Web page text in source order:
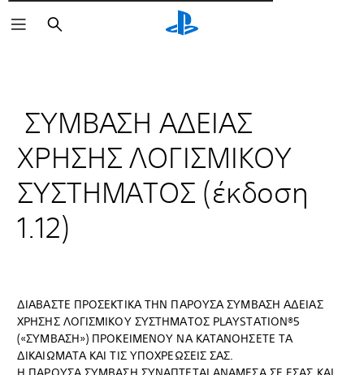
Αναζήτηση
ΣΥΜΒΑΣΗ ΑΔΕΙΑΣ
ΧΡΗΣΗΣ ΛΟΓΙΣΜΙΚΟΥ
ΣΥΣΤΗΜΑΤΟΣ (έκδοση
1.12)
ΔΙΑΒΑΣΤΕ ΠΡΟΣΕΚΤΙΚΑ ΤΗΝ ΠΑΡΟΥΣΑ ΣΥΜΒΑΣΗ ΑΔΕΙΑΣ
ΧΡΗΣΗΣ ΛΟΓΙΣΜΙΚΟΥ ΣΥΣΤΗΜΑΤΟΣ PLAYSTATION®5
(«ΣΥΜΒΑΣΗ») ΠΡΟΚΕΙΜΕΝΟΥ ΝΑ ΚΑΤΑΝΟΗΣΕΤΕ ΤΑ
ΔΙΚΑΙΩΜΑΤΑ ΚΑΙ ΤΙΣ ΥΠΟΧΡΕΩΣΕΙΣ ΣΑΣ.